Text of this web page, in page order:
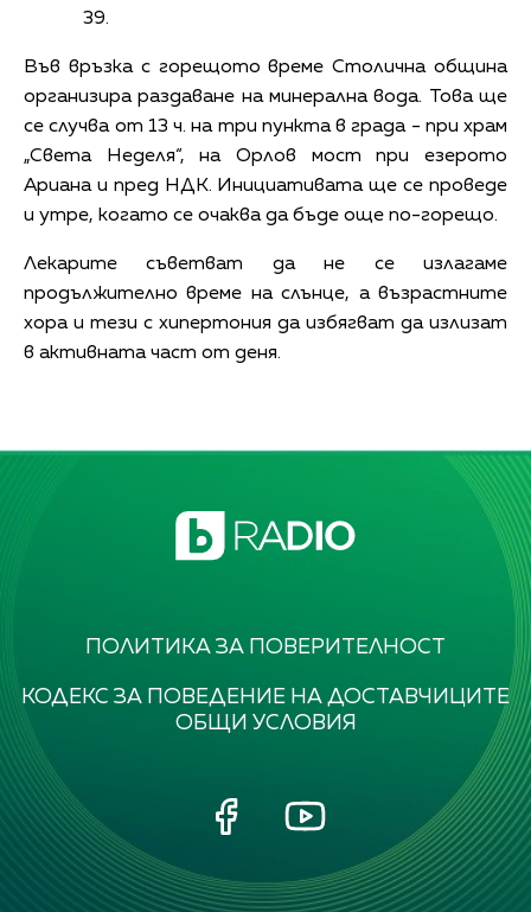
39.
Във връзка с горещото време Столична община
организира раздаване на минерална вода. Това ще
се случва от 13 ч. на три пункта в града - при храм
„Света Неделя“, на Орлов мост при езерото
Ариана и пред НДК. Инициативата ще се проведе
и утре, когато се очаква да бъде още по-горещо.
Лекарите съветват да не се излагаме
продължително време на слънце, а възрастните
хора и тези с хипертония да избягват да излизат
в активната част от деня.
ПОЛИТИКА ЗА ПОВЕРИТЕЛНОСТ
КОДЕКС ЗА ПОВЕДЕНИЕ НА ДОСТАВЧИЦИТЕ
ОБЩИ УСЛОВИЯ